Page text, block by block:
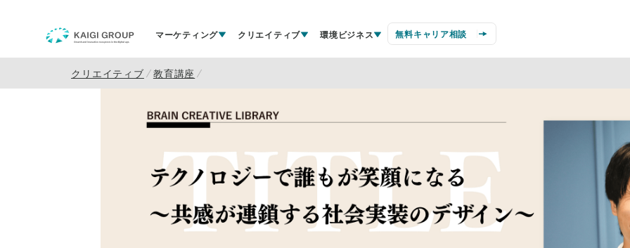
マーケティング クリエイティブ 環境ビジネス 無料キャリア相談
クリエイティブ 教育講座